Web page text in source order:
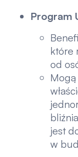
Program
które
od
Mogą
jest
w